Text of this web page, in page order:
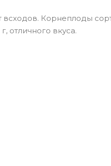
Корнеплоды
отличного вкуса.